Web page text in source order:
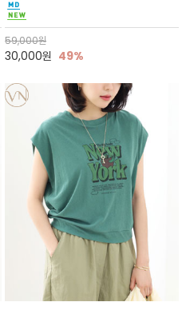
아(Sepia)나 파스텔 톤의 해변 풍경으로 세련
된 뮤트톤 컬러 팔레트로 빈티지한 무드의 선샤
인 프린트가 더해져 담백하면서도 감각
59,000원
30,000원 49%